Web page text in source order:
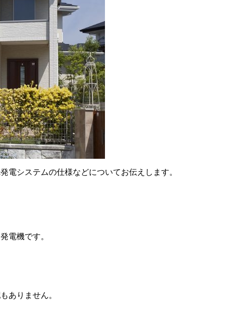
電システムの仕様などについてお伝えします。
電機です。
ありません。